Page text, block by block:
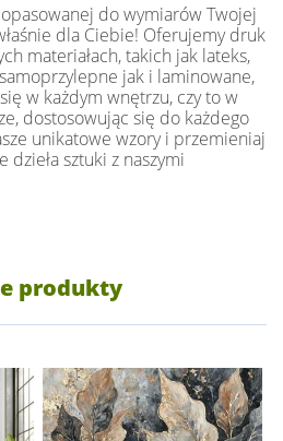
do wymiarów Twojej
dla Ciebie! Oferujemy druk
materiałach, takich jak lateks,
jak i laminowane,
w każdym wnętrzu, czy to w
dostosowując się do każdego
unikatowe wzory i przemieniaj
sztuki z naszymi
produkty